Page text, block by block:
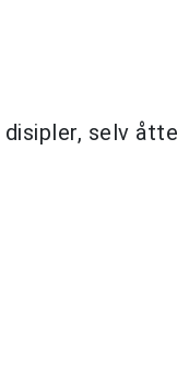
disipler, selv